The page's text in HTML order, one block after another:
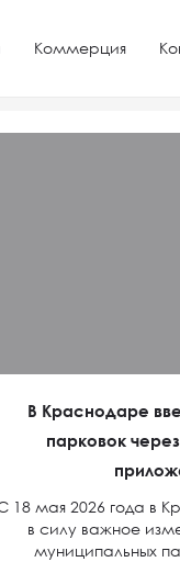
Коммерция
В Краснодаре
парковок
18 мая 2026 года в
в силу важное
муниципальных